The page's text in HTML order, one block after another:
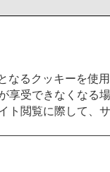
松下
なるクッキーを使
享受できなくなる
ト閲覧に際して、